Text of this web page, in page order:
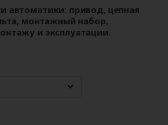
автоматики: привод, цепная
монтажный набор,
и эксплуатации.